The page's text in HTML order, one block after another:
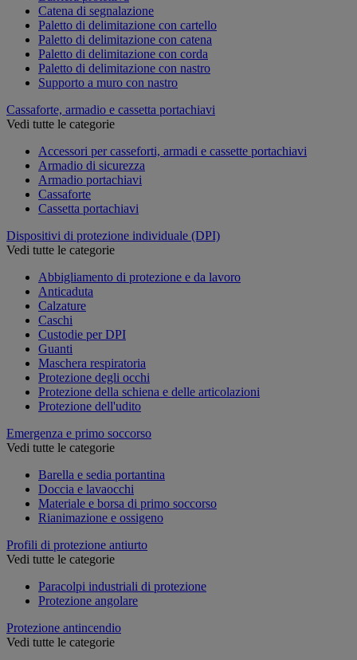
Catena di segnalazione
Paletto di delimitazione con cartello
Paletto di delimitazione con catena
Paletto di delimitazione con corda
Paletto di delimitazione con nastro
Supporto a muro con nastro
Cassaforte, armadio e cassetta portachiavi
Vedi tutte le categorie
Accessori per casseforti, armadi e cassette portachiavi
Armadio di sicurezza
Armadio portachiavi
Cassaforte
Cassetta portachiavi
Dispositivi di protezione individuale (DPI)
Vedi tutte le categorie
Abbigliamento di protezione e da lavoro
Anticaduta
Calzature
Caschi
Custodie per DPI
Guanti
Maschera respiratoria
Protezione degli occhi
Protezione della schiena e delle articolazioni
Protezione dell'udito
Emergenza e primo soccorso
Vedi tutte le categorie
Barella e sedia portantina
Doccia e lavaocchi
Materiale e borsa di primo soccorso
Rianimazione e ossigeno
Profili di protezione antiurto
Vedi tutte le categorie
Paracolpi industriali di protezione
Protezione angolare
Protezione antincendio
Vedi tutte le categorie